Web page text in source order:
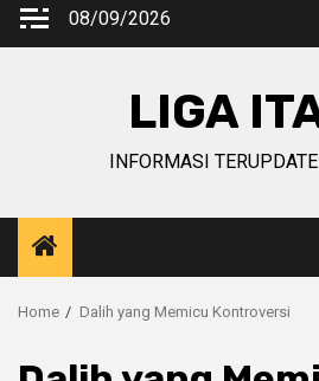
Skip
08/09/2026
LIGA
INFORMASI
Home Dalih yang Memicu Kontroversi